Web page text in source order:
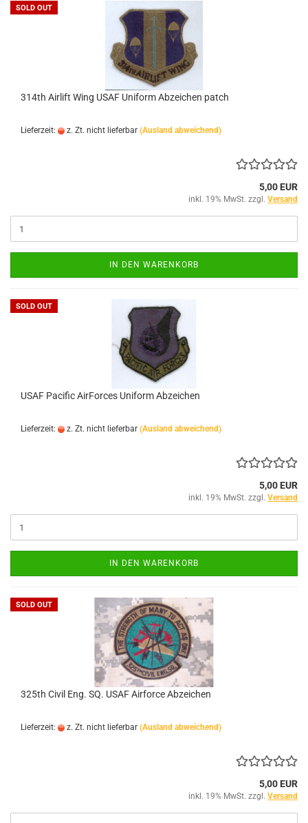
SOLD OUT
314th Airlift Wing USAF Uniform Abzeichen patch
Lieferzeit: z. Zt. nicht lieferbar (Ausland abweichend)
5,00 EUR
inkl. 19% MwSt. zzgl. Versand
IN DEN WARENKORB
SOLD OUT
USAF Pacific AirForces Uniform Abzeichen
Lieferzeit: z. Zt. nicht lieferbar (Ausland abweichend)
5,00 EUR
inkl. 19% MwSt. zzgl. Versand
IN DEN WARENKORB
SOLD OUT
325th Civil Eng. SQ. USAF Airforce Abzeichen
Lieferzeit: z. Zt. nicht lieferbar (Ausland abweichend)
5,00 EUR
inkl. 19% MwSt. zzgl. Versand